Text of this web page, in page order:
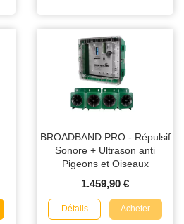
BROADBAND PRO - Répulsif
Sonore + Ultrason anti
Pigeons et Oiseaux
1.459,90 €
Détails Acheter